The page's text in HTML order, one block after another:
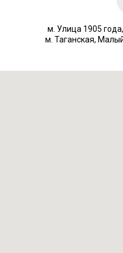
м. Улица 1905
м. Таганская,